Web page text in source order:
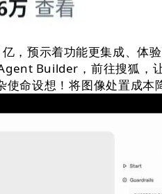
，预示着功能更集成、
Builder，前往搜狐
命设想！将图像处置成